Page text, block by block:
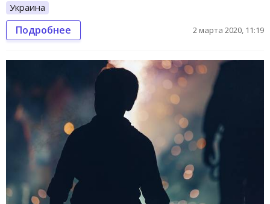
Украина
Подробнее 2 марта 2020, 11:19